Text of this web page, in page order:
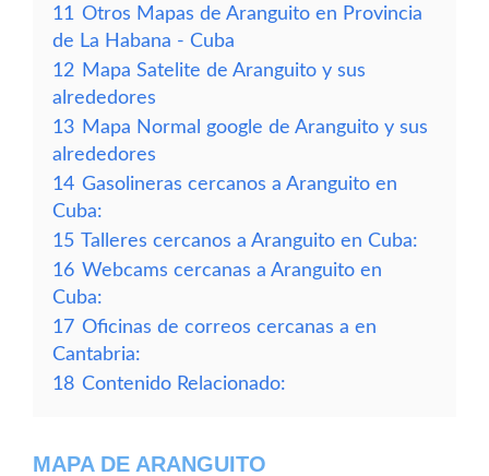
11 Otros Mapas de Aranguito en Provincia
de La Habana - Cuba
12 Mapa Satelite de Aranguito y sus
alrededores
13 Mapa Normal google de Aranguito y sus
alrededores
14 Gasolineras cercanos a Aranguito en
Cuba:
15 Talleres cercanos a Aranguito en Cuba:
16 Webcams cercanas a Aranguito en
Cuba:
17 Oficinas de correos cercanas a en
Cantabria:
18 Contenido Relacionado:
MAPA DE ARANGUITO